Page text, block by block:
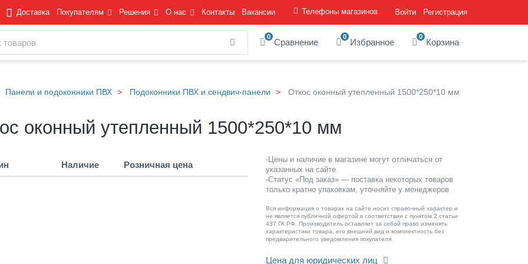
Доставка Покупателям Решения О нас Контакты Вакансии Телефоны магазинов Войти Регистрация
Найти 0
Сравнение
0
Избранное
0
Корзина
Панели и подоконники ПВХ Подоконники ПВХ и сендвич-панели Откос оконный утепленный 1500*250*10 мм
оконный утепленный 1500*250*10 мм
Наличие Розничная цена
-Цены и наличие в магазине могут отличаться от
указанных на сайте
-Статус «Под заказ» — поставка некоторых товаров
только кратно упаковкам, уточняйте у менеджеров
Вся информация о товарах на сайте носит справочный характер и
не является публичной офертой в соответствии с пунктом 2 статьи
437 ГК РФ. Производитель оставляет за собой право изменять
характеристики товара, его внешний вид и комплектность без
предварительного уведомления покупателя.
Цена для юридических лиц